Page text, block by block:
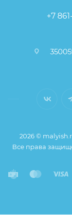
+7
2026 ©
Все права